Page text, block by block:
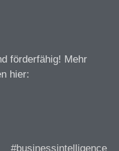
förderfähig! Mehr
hier:
#businessintelligence